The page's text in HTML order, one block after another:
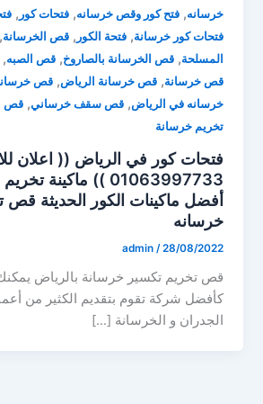
خرسانه,فتح كور وقص خرسانه,فتحات كور ,
فتحات كور خرسانة,فتحة الكور ,قص الخرسانة
المسلحة,قص الخرسانة بالصاروخ,قص الصبه
قص خرسانة,قص خرسانة الرياض,قص
خرسانه في الرياض,قص سقف خرساني,قص
تخريم خرسانة
فتحات كور في الرياض (( اعلان
01063997733 )) ماكينة
أفضل ماكينات الكور الحديثة قص
خرسانه
admin /28/08/2022
قص تخريم تكسير خرسانة بالرياض يمكنك
كأفضل شركة تقوم بتقديم الكثير من
الجدران و الخرسانة […]